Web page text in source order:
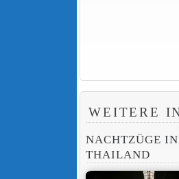
WEITERE
NACHTZÜGE IN
THAILAND